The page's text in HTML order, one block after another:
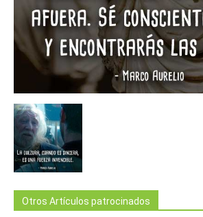
Otros Artículos patrocinados